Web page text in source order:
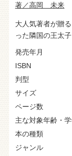
著／高岡 未来
大人気著者が贈
った隣国の王太
発売年月
ISBN
判型
サイズ
ページ数
主な対象年齢・
本の種類
ジャンル